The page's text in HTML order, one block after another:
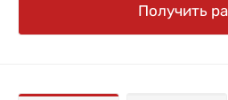
Получить